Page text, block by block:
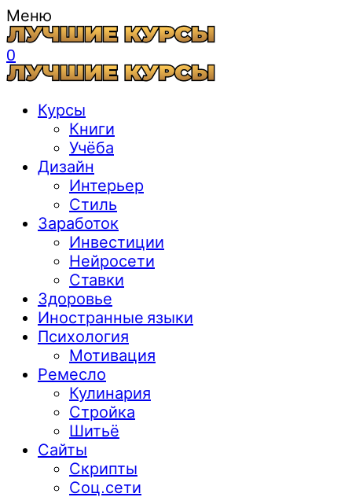
Меню
0
Курсы
Книги
Учёба
Дизайн
Интерьер
Стиль
Заработок
Инвестиции
Нейросети
Ставки
Здоровье
Иностранные языки
Психология
Мотивация
Ремесло
Кулинария
Стройка
Шитьё
Сайты
Скрипты
Соц.сети